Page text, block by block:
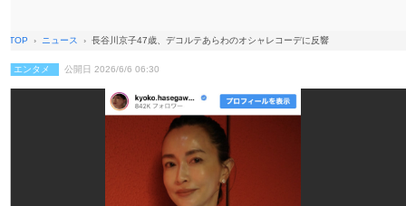
TOP ニュース 長谷川京子47歳、デコルテあらわのオシャレコーデに反響
エンタメ 公開日 2026/6/6 06:30